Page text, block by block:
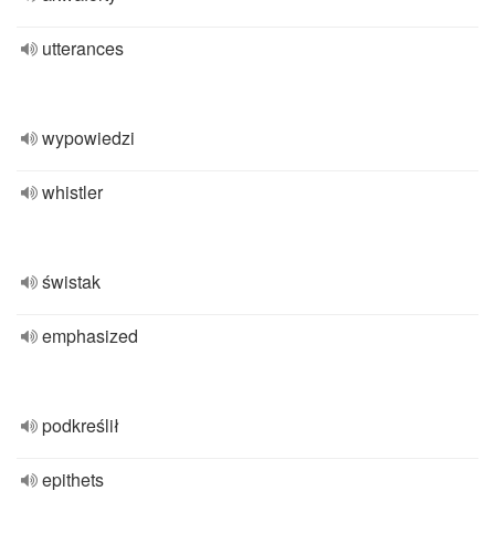
utterances
wypowiedzi
whistler
świstak
emphasized
podkreślił
epithets